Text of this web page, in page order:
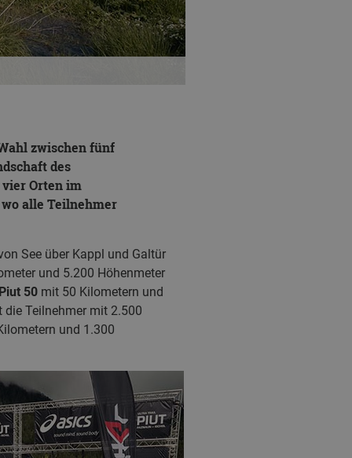
zwischen fünf
des
vier Orten im
alle Teilnehmer
See über Kappl und Galtür
und 5.200 Höhenmeter
50mit 50 Kilometern und
Teilnehmer mit 2.500
und 1.300